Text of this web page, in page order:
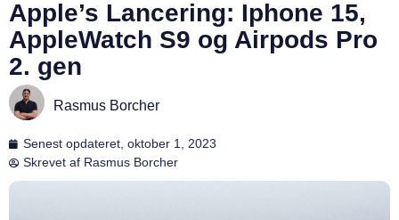
Apple’s Lancering: Iphone 15,
AppleWatch S9 og Airpods Pro
2. gen
Rasmus Borcher
Senest opdateret, oktober 1, 2023
Skrevet af Rasmus Borcher